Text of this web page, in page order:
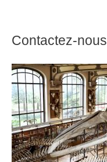
Contactez-nous